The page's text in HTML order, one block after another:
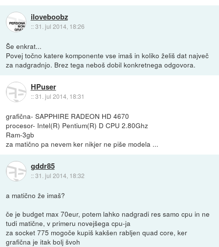
iloveboobz
::31. jul 2014, 18:26
Še enkrat...
Povej točno katere komponente vse imaš in koliko želiš dat največ
za nadgradnjo. Brez tega neboš dobil konkretnega odgovora.
HPuser
::31. jul 2014, 18:31
grafična- SAPPHIRE RADEON HD 4670
procesor- Intel(R) Pentium(R) D CPU 2.80Ghz
Ram-3gb
za matično pa nevem ker nikjer ne piše modela ...
gddr85
::31. jul 2014, 18:32
a matično že imaš?
če je budget max 70eur, potem lahko nadgradi res samo cpu in ne
tudi matične, v primeru novejšega cpu-ja
za socket 775 mogoče kupiš kakšen rabljen quad core, ker
grafična je itak bolj švoh